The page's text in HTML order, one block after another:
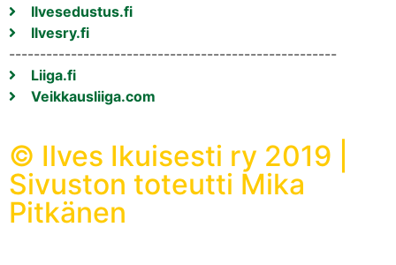
Ilvesedustus.fi
Ilvesry.fi
-----------------------------------------------------
Liiga.fi
Veikkausliiga.com
© Ilves Ikuisesti ry 2019 |
Sivuston toteutti Mika
Pitkänen